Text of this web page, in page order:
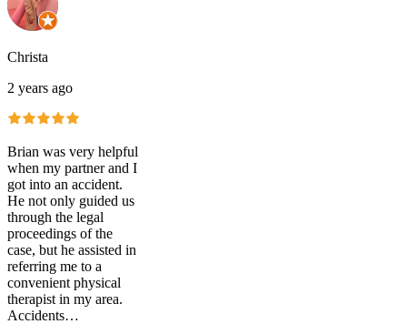
Christa
2 years ago
Brian was very helpful
when my partner and I
got into an accident.
He not only guided us
through the legal
proceedings of the
case, but he assisted in
referring me to a
convenient physical
therapist in my area.
Accidents…